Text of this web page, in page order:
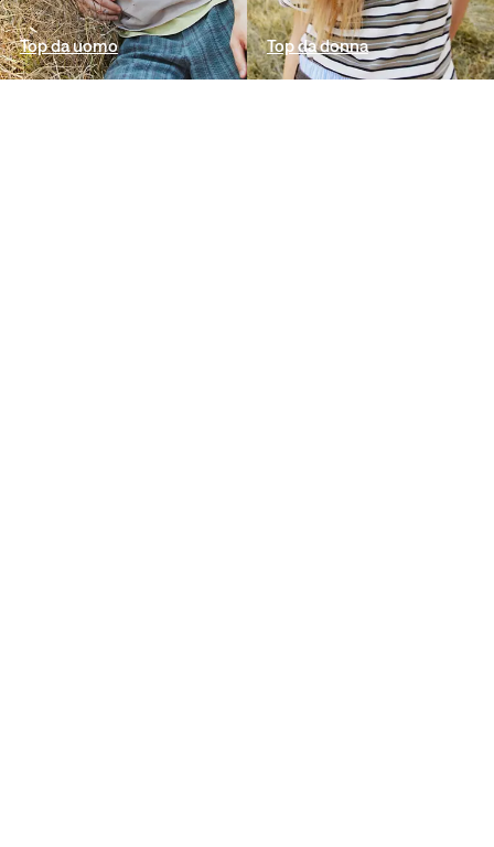
Top da uomo Top da donna